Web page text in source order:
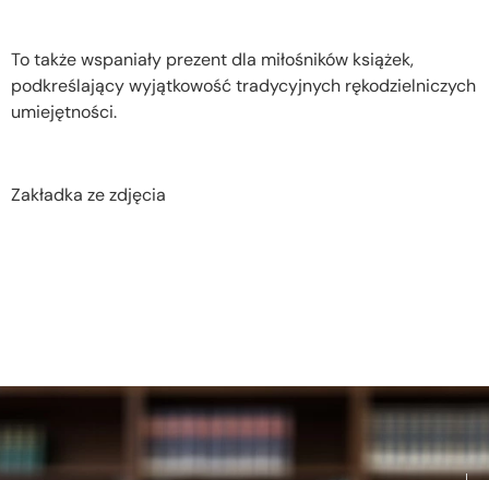
To także wspaniały prezent dla miłośników książek,
podkreślający wyjątkowość tradycyjnych rękodzielniczych
umiejętności.
Zakładka ze zdjęcia